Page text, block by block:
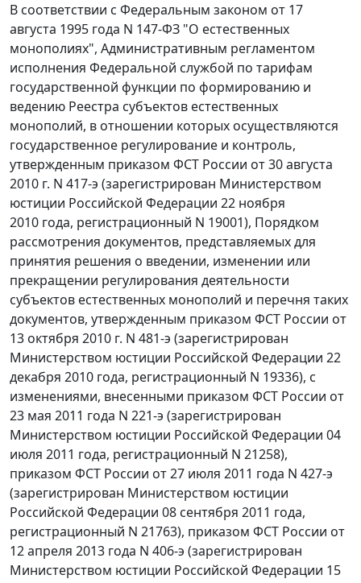
В соответствии с Федеральным законом от 17
августа 1995 года N 147-ФЗ "О естественных
монополиях", Административным регламентом
исполнения Федеральной службой по тарифам
государственной функции по формированию и
ведению Реестра субъектов естественных
монополий, в отношении которых осуществляются
государственное регулирование и контроль,
утвержденным приказом ФСТ России от 30 августа
2010 г. N 417-э (зарегистрирован Министерством
юстиции Российской Федерации 22 ноября
2010 года, регистрационный N 19001), Порядком
рассмотрения документов, представляемых для
принятия решения о введении, изменении или
прекращении регулирования деятельности
субъектов естественных монополий и перечня таких
документов, утвержденным приказом ФСТ России от
13 октября 2010 г. N 481-э (зарегистрирован
Министерством юстиции Российской Федерации 22
декабря 2010 года, регистрационный N 19336), с
изменениями, внесенными приказом ФСТ России от
23 мая 2011 года N 221-э (зарегистрирован
Министерством юстиции Российской Федерации 04
июля 2011 года, регистрационный N 21258),
приказом ФСТ России от 27 июля 2011 года N 427-э
(зарегистрирован Министерством юстиции
Российской Федерации 08 сентября 2011 года,
регистрационный N 21763), приказом ФСТ России от
12 апреля 2013 года N 406-э (зарегистрирован
Министерством юстиции Российской Федерации 15